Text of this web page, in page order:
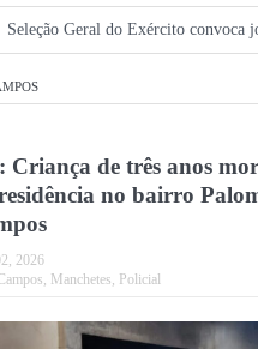
convoca jovens alistados em
de três anos
no bairro
2026
, Manchetes, Policial